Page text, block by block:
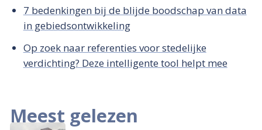
7 bedenkingen bij de blijde boodschap van data
in gebiedsontwikkeling
Op zoek naar referenties voor stedelijke
verdichting? Deze intelligente tool helpt mee
Meest gelezen